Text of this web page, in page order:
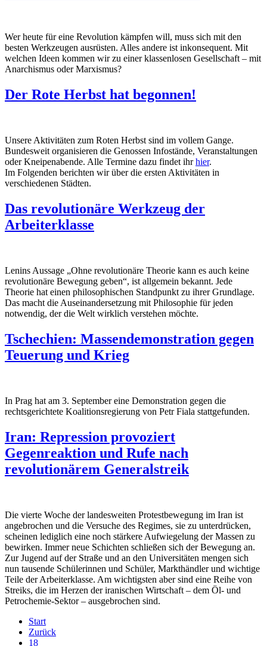
Wer heute für eine Revolution kämpfen will, muss sich mit den
besten Werkzeugen ausrüsten. Alles andere ist inkonsequent. Mit
welchen Ideen kommen wir zu einer klassenlosen Gesellschaft – mit
Anarchismus oder Marxismus?
Der Rote Herbst hat begonnen!
Unsere Aktivitäten zum Roten Herbst sind im vollem Gange.
Bundesweit organisieren die Genossen Infostände, Veranstaltungen
oder Kneipenabende. Alle Termine dazu findet ihrhier.
Im Folgenden berichten wir über die ersten Aktivitäten in
verschiedenen Städten.
Das revolutionäre Werkzeug der
Arbeiterklasse
Lenins Aussage „Ohne revolutionäre Theorie kann es auch keine
revolutionäre Bewegung geben“, ist allgemein bekannt. Jede
Theorie hat einen philosophischen Standpunkt zu ihrer Grundlage.
Das macht die Auseinandersetzung mit Philosophie für jeden
notwendig, der die Welt wirklich verstehen möchte.
Tschechien: Massendemonstration gegen
Teuerung und Krieg
In Prag hat am 3. September eine Demonstration gegen die
rechtsgerichtete Koalitionsregierung von Petr Fiala stattgefunden.
Iran: Repression provoziert
Gegenreaktion und Rufe nach
revolutionärem Generalstreik
Die vierte Woche der landesweiten Protestbewegung im Iran ist
angebrochen und die Versuche des Regimes, sie zu unterdrücken,
scheinen lediglich eine noch stärkere Aufwiegelung der Massen zu
bewirken. Immer neue Schichten schließen sich der Bewegung an.
Zur Jugend auf der Straße und an den Universitäten mengen sich
nun tausende Schülerinnen und Schüler, Markthändler und wichtige
Teile der Arbeiterklasse. Am wichtigsten aber sind eine Reihe von
Streiks, die im Herzen der iranischen Wirtschaft – dem Öl- und
Petrochemie-Sektor – ausgebrochen sind.
Start
Zurück
18